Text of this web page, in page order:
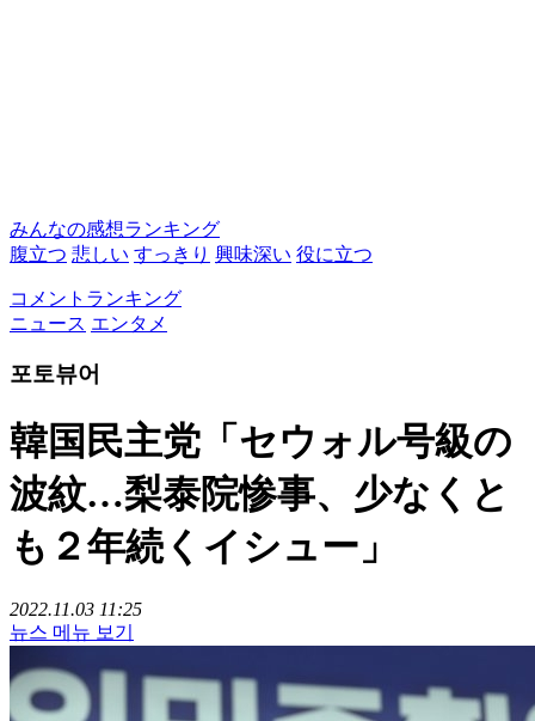
みんなの感想ランキング
腹立つ 悲しい すっきり 興味深い 役に立つ
コメントランキング
ニュース エンタメ
포토뷰어
韓国民主党「セウォル号級の
波紋…梨泰院惨事、少なくと
も２年続くイシュー」
2022.11.03 11:25
뉴스 메뉴 보기